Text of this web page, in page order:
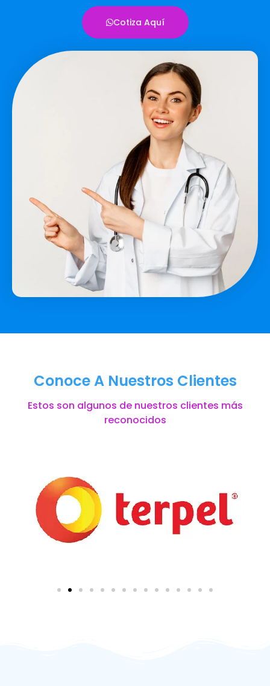
Cotiza Aquí
Conoce A Nuestros Clientes
Estos son algunos de nuestros clientes más
reconocidos